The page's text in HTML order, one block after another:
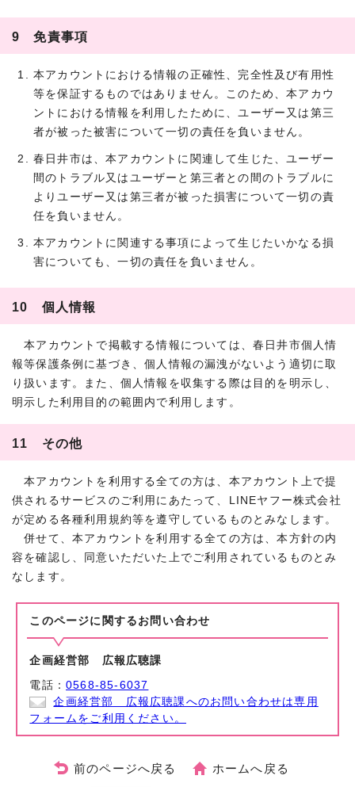
9 免責事項
本アカウントにおける情報の正確性、完全性及び有用性
等を保証するものではありません。このため、本アカウ
ントにおける情報を利用したために、ユーザー又は第三
者が被った被害について一切の責任を負いません。
春日井市は、本アカウントに関連して生じた、ユーザー
間のトラブル又はユーザーと第三者との間のトラブルに
よりユーザー又は第三者が被った損害について一切の責
任を負いません。
本アカウントに関連する事項によって生じたいかなる損
害についても、一切の責任を負いません。
10 個人情報
本アカウントで掲載する情報については、春日井市個人情
報等保護条例に基づき、個人情報の漏洩がないよう適切に取
り扱います。また、個人情報を収集する際は目的を明示し、
明示した利用目的の範囲内で利用します。
11 その他
本アカウントを利用する全ての方は、本アカウント上で提
供されるサービスのご利用にあたって、LINEヤフー株式会社
が定める各種利用規約等を遵守しているものとみなします。
併せて、本アカウントを利用する全ての方は、本方針の内
容を確認し、同意いただいた上でご利用されているものとみ
なします。
このページに関する お問い合わせ
企画経営部 広報広聴課
電話：0568-85-6037
企画経営部 広報広聴課へのお問い合わせは専用
フォームをご利用ください。
前のページへ戻る ホームへ戻る